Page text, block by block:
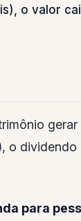
o valor
o dividendo
para